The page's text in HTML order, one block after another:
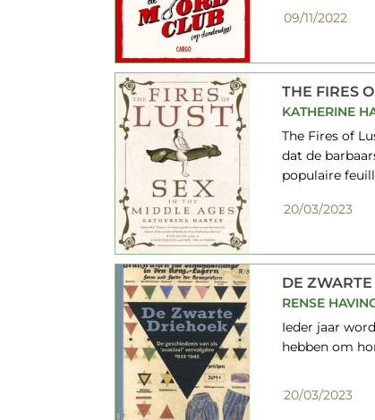
09/11/2022
THE FIRES
KATHERINE
The Fires of
dat de
populaire
20/03/2023
DE
RENSE
Ieder jaar
hebben om
20/03/2023